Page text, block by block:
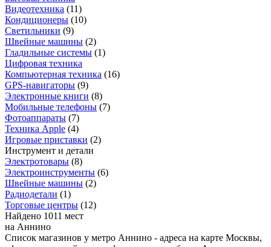
Видеотехника (11)
Кондиционеры (10)
Светильники (9)
Швейные машины (2)
Гладильные системы (1)
Цифровая техника
Компьютерная техника (16)
GPS-навигаторы (9)
Электронные книги (8)
Мобильные телефоны (7)
Фотоаппараты (7)
Техника Apple (4)
Игровые приставки (2)
Инструмент и детали
Электротовары (8)
Электроинструменты (6)
Швейные машины (2)
Радиодетали (1)
Торговые центры (12)
Найдено 1011 мест
на Аннино
Список магазинов у метро Аннино - адреса на карте Москвы,